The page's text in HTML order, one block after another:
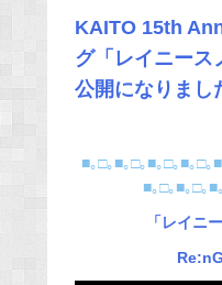
o
k
KAITO 15th
グ「レイニース
公開になりまし
■｡□｡■｡□｡■｡□｡■｡□｡
■｡□｡■｡□｡
「レイニ